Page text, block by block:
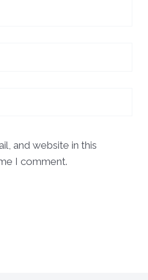
and website in this
I comment.